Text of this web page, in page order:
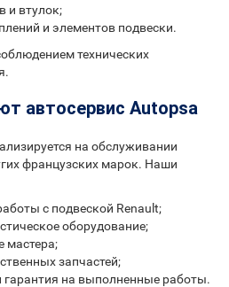
и втулок;
и элементов подвески.
технических
автосервис Autopsa
на обслуживании
французских марок. Наши
с подвеской Renault;
оборудование;
мастера;
запчастей;
гарантия на выполненные работы.